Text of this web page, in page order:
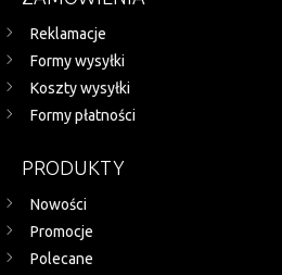
Reklamacje
Formy wysyłki
Koszty wysyłki
Formy płatności
PRODUKTY
Nowości
Promocje
Polecane